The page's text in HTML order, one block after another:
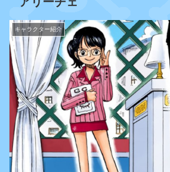
キャラクター紹介